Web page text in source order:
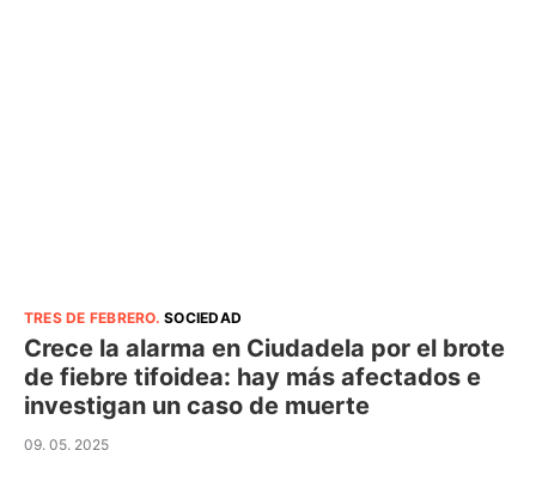
TRES DE FEBRERO.SOCIEDAD
Crece la alarma en Ciudadela por el brote
de fiebre tifoidea: hay más afectados e
investigan un caso de muerte
09. 05. 2025